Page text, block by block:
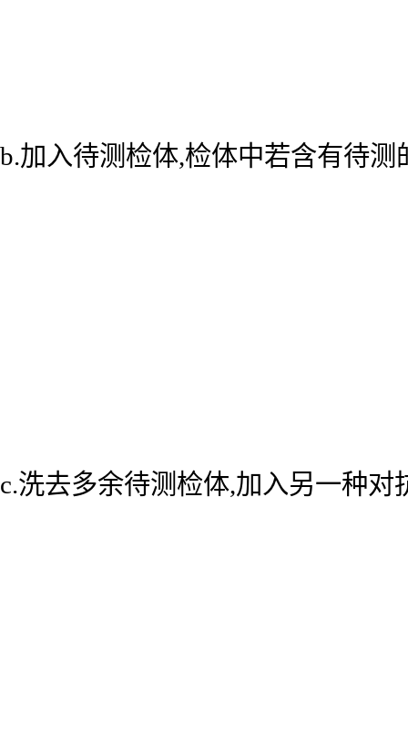
b.加入待测检体,检体中若含有待
c.洗去多余待测检体,加入另一种